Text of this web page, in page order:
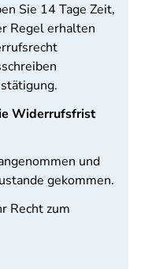
Sie 14 Tage Zeit,
Regel erhalten
Widerrufsfrist
und
gekommen.
Recht zum